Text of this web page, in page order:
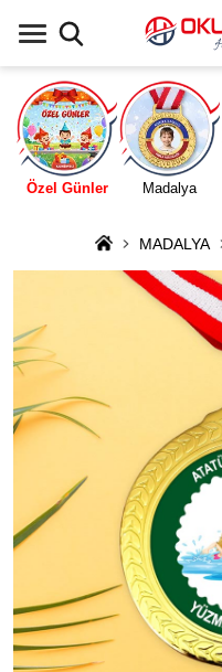
Özel Günler Madalya
MADALYA